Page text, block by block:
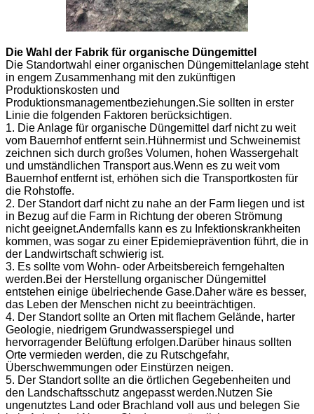
Die Wahl der Fabrik für organische Düngemittel
Die Standortwahl einer organischen Düngemittelanlage steht
in engem Zusammenhang mit den zukünftigen
Produktionskosten und
Produktionsmanagementbeziehungen.Sie sollten in erster
Linie die folgenden Faktoren berücksichtigen.
1. Die Anlage für organische Düngemittel darf nicht zu weit
vom Bauernhof entfernt sein.Hühnermist und Schweinemist
zeichnen sich durch großes Volumen, hohen Wassergehalt
und umständlichen Transport aus.Wenn es zu weit vom
Bauernhof entfernt ist, erhöhen sich die Transportkosten für
die Rohstoffe.
2. Der Standort darf nicht zu nahe an der Farm liegen und ist
in Bezug auf die Farm in Richtung der oberen Strömung
nicht geeignet.Andernfalls kann es zu Infektionskrankheiten
kommen, was sogar zu einer Epidemieprävention führt, die in
der Landwirtschaft schwierig ist.
3. Es sollte vom Wohn- oder Arbeitsbereich ferngehalten
werden.Bei der Herstellung organischer Düngemittel
entstehen einige übelriechende Gase.Daher wäre es besser,
das Leben der Menschen nicht zu beeinträchtigen.
4. Der Standort sollte an Orten mit flachem Gelände, harter
Geologie, niedrigem Grundwasserspiegel und
hervorragender Belüftung erfolgen.Darüber hinaus sollten
Orte vermieden werden, die zu Rutschgefahr,
Überschwemmungen oder Einstürzen neigen.
5. Der Standort sollte an die örtlichen Gegebenheiten und
den Landschaftsschutz angepasst werden.Nutzen Sie
ungenutztes Land oder Brachland voll aus und belegen Sie